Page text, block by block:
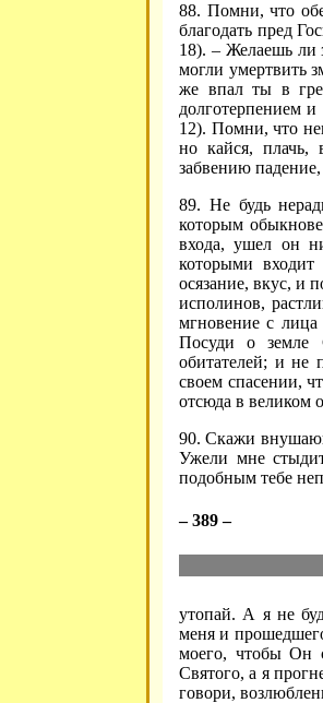
88. Помни, что
благодать пред
18). – Желаешь ли
могли умертвить
же впал ты в
долготерпением
12). Помни, что
но кайся,
забвению
89. Не будь
которым
входа, ушел он
которыми
осязание, вкус, и
исполинов,
мгновение с
Посуди о земле
обитателей; и не
своем спасении,
отсюда в великом
90. Скажи
Ужели мне
подобным тебе
– 389 –
утопай. А я не
меня и
моего, чтобы Он
Святого, а я
говори,